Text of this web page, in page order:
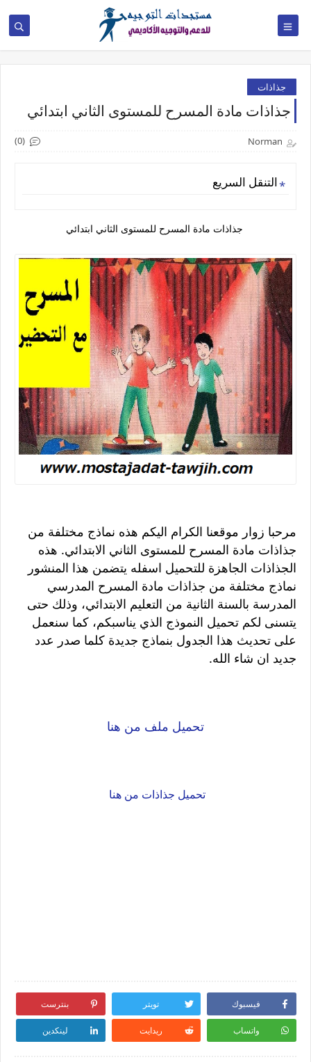
جذاذات
جذاذات مادة المسرح للمستوى الثاني ابتدائي
Norman
(0)
التنقل السريع
جذاذات مادة المسرح للمستوى الثاني ابتدائي
مرحبا زوار موقعنا الكرام اليكم هذه نماذج مختلفة من
جذاذات مادة المسرح للمستوى الثاني الابتدائي. هذه
الجذاذات الجاهزة للتحميل اسفله يتضمن هذا المنشور
نماذج مختلفة من جذاذات مادة المسرح المدرسي
المدرسة بالسنة الثانية من التعليم الابتدائي، وذلك حتى
يتسنى لكم تحميل النموذج الذي يناسبكم، كما سنعمل
على تحديث هذا الجدول بنماذج جديدة كلما صدر عدد
جديد ان شاء الله.
تحميل ملف من هنا
تحميل جذاذات من هنا
فيسبوك تويتر بنترست
واتساب ريدايت لينكدين